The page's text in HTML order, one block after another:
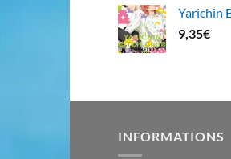
Yarichin
9,35€
INFORMATIONS